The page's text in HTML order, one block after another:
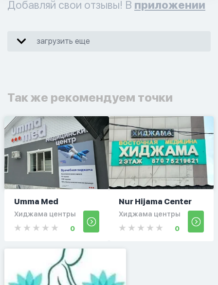
Добавляй свои отзывы! В приложении
загрузить еще
Так же рекомендуем точки
Umma Med
Хиджама центры
0
Nur Hijama Center
Хиджама центры
0